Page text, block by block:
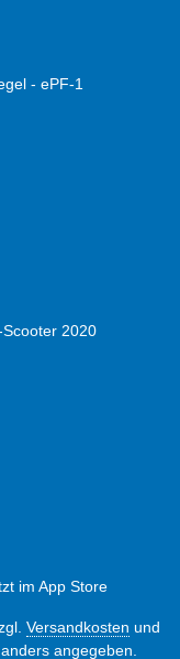
Versandkosten und
angegeben.